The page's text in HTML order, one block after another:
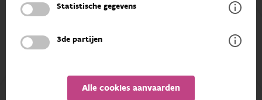
Statistische gegevens
3de partijen
Alle cookies aanvaarden
Interplanetary Frontiers:
Terraformation from an Invasion
14/05/2026